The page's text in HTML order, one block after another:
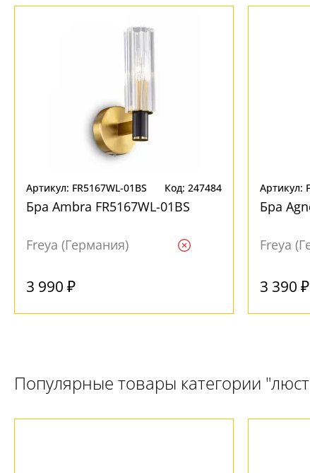
Артикул: FR5167WL-01BS Код: 247484
Бра Ambra FR5167WL-01BS
Freya (Германия)
3 990 ₽
Артикул:
Бра
Freya
3 390 ₽
Популярные товары категории